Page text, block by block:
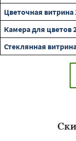
Цветочная витрина
Камера для цветов
Стеклянная